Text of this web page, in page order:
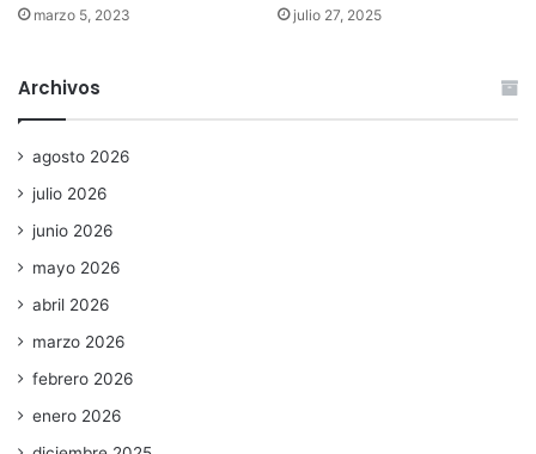
marzo 5, 2023 julio 27, 2025
Archivos
agosto 2026
julio 2026
junio 2026
mayo 2026
abril 2026
marzo 2026
febrero 2026
enero 2026